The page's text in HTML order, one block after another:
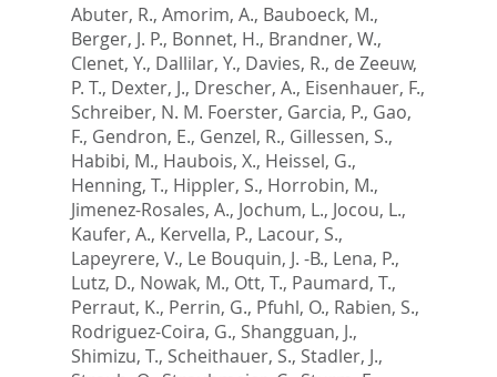
Abuter, R., Amorim, A., Bauboeck, M.,
Berger, J. P., Bonnet, H., Brandner, W.,
Clenet, Y., Dallilar, Y., Davies, R., de Zeeuw,
P. T., Dexter, J., Drescher, A., Eisenhauer, F.,
Schreiber, N. M. Foerster, Garcia, P., Gao,
F., Gendron, E., Genzel, R., Gillessen, S.,
Habibi, M., Haubois, X., Heissel, G.,
Henning, T., Hippler, S., Horrobin, M.,
Jimenez-Rosales, A., Jochum, L., Jocou, L.,
Kaufer, A., Kervella, P., Lacour, S.,
Lapeyrere, V., Le Bouquin, J. -B., Lena, P.,
Lutz, D., Nowak, M., Ott, T., Paumard, T.,
Perraut, K., Perrin, G., Pfuhl, O., Rabien, S.,
Rodriguez-Coira, G., Shangguan, J.,
Shimizu, T., Scheithauer, S., Stadler, J.,